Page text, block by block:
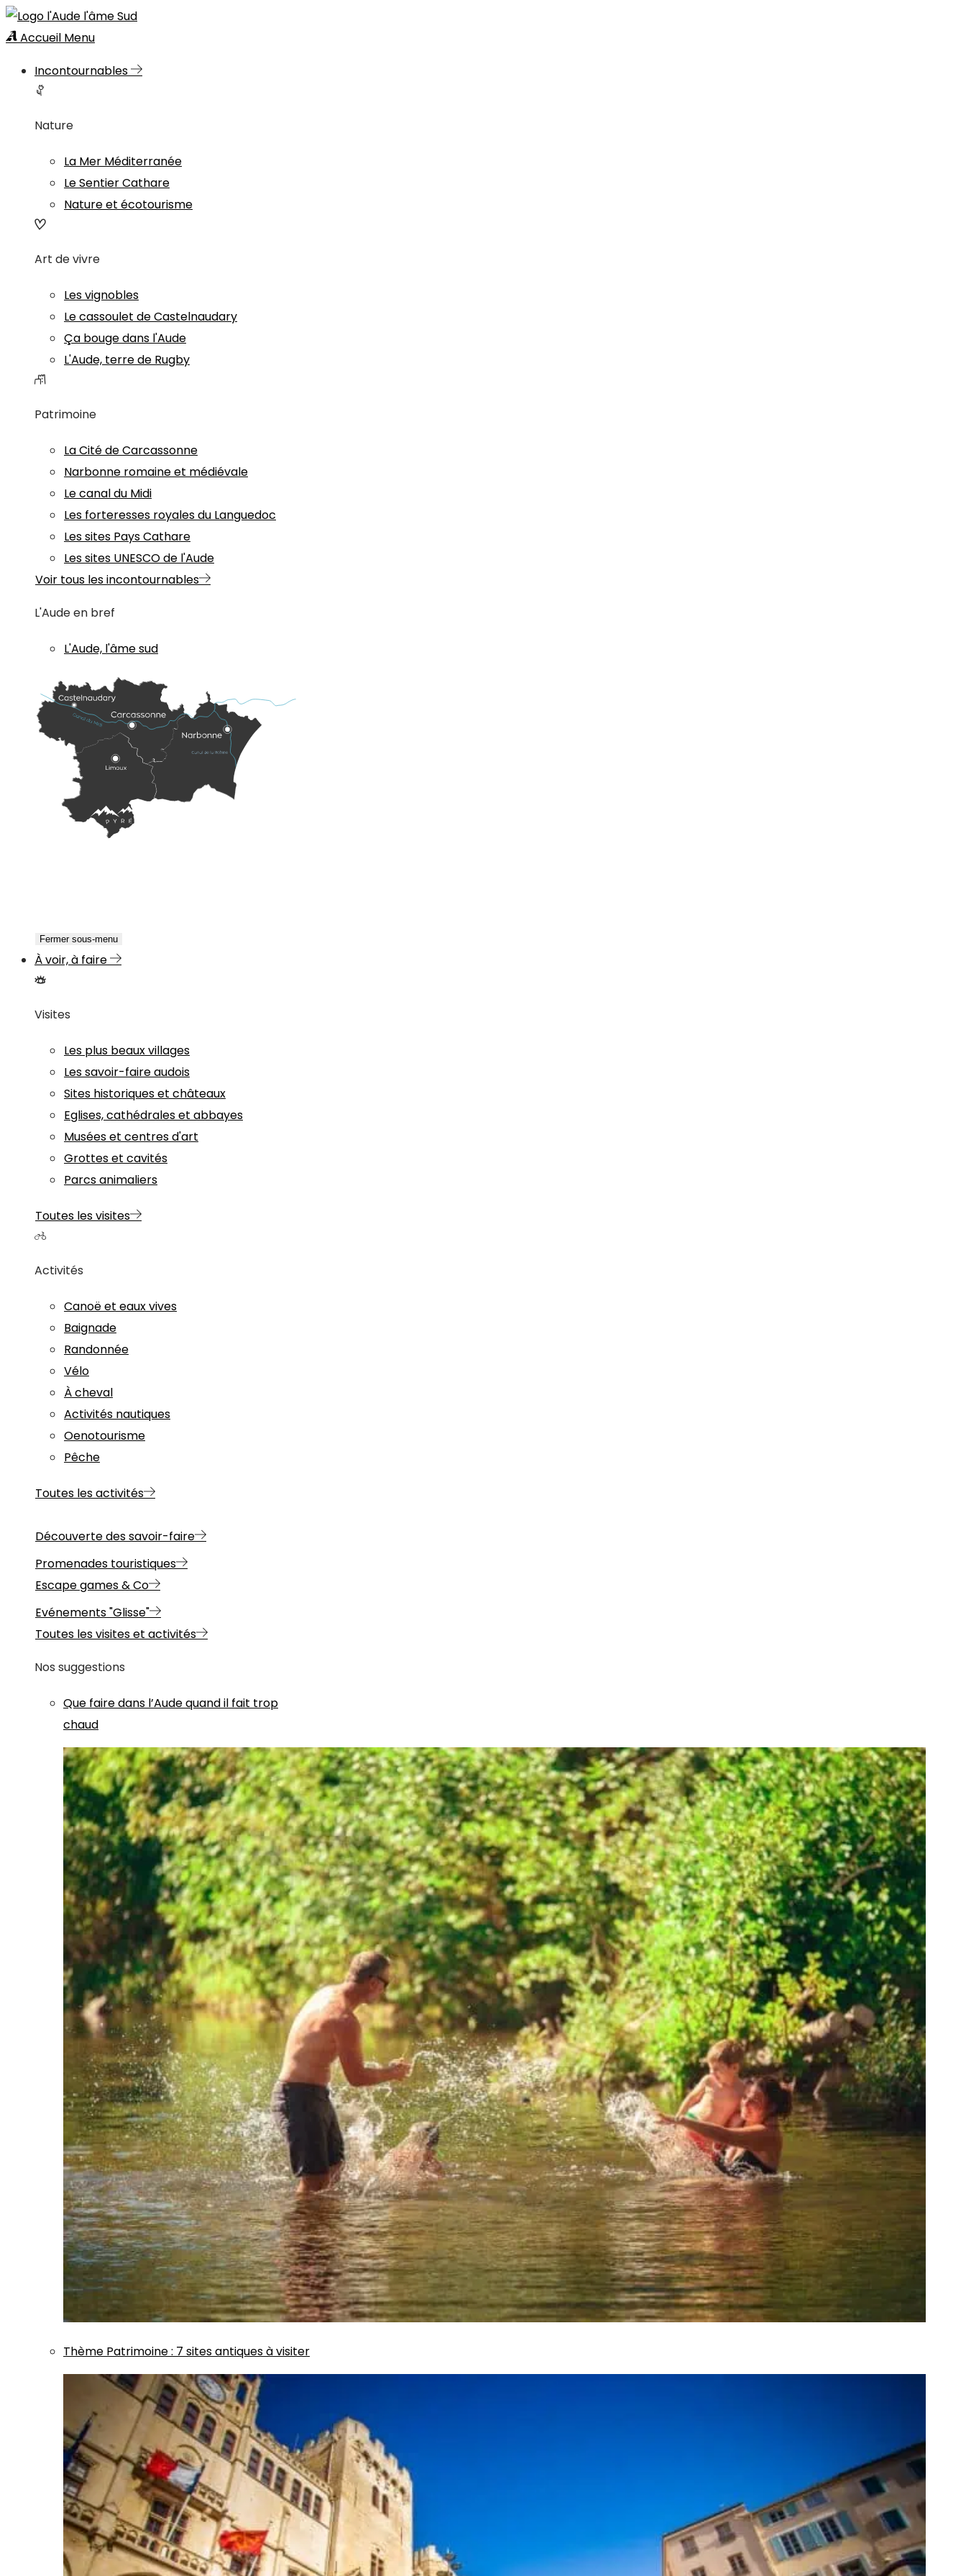
Accueil Menu
Incontournables
Nature
La Mer Méditerranée
Le Sentier Cathare
Nature et écotourisme
Art de vivre
Les vignobles
Le cassoulet de Castelnaudary
Ça bouge dans l'Aude
L'Aude, terre de Rugby
Patrimoine
La Cité de Carcassonne
Narbonne romaine et médiévale
Le canal du Midi
Les forteresses royales du Languedoc
Les sites Pays Cathare
Les sites UNESCO de l'Aude
Voir tous les incontournables
L'Aude en bref
L'Aude, l'âme sud
Fermer sous-menu
À voir, à faire
Visites
Les plus beaux villages
Les savoir-faire audois
Sites historiques et châteaux
Eglises, cathédrales et abbayes
Musées et centres d'art
Grottes et cavités
Parcs animaliers
Toutes les visites
Activités
Canoë et eaux vives
Baignade
Randonnée
Vélo
À cheval
Activités nautiques
Oenotourisme
Pêche
Toutes les activités
Découverte des savoir-faire
Promenades touristiques
Escape games & Co
Evénements "Glisse"
Toutes les visites et activités
Nos suggestions
Que faire dans l’Aude quand il fait trop
chaud
Thème Patrimoine: 7 sites antiques à visiter